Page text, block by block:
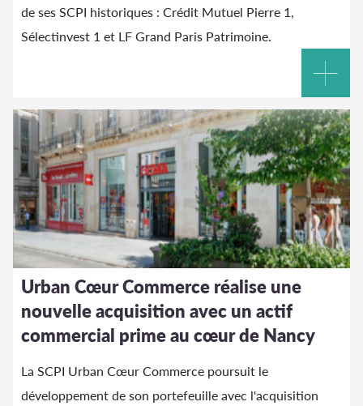
de ses SCPI historiques : Crédit Mutuel Pierre 1,
Sélectinvest 1 et LF Grand Paris Patrimoine.
Urban Cœur Commerce réalise une
nouvelle acquisition avec un actif
commercial prime au cœur de Nancy
La SCPI Urban Cœur Commerce poursuit le
développement de son portefeuille avec l'acquisition